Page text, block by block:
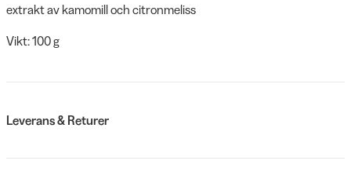
extrakt av kamomill och citronmeliss
Vikt: 100 g
Leverans & Returer